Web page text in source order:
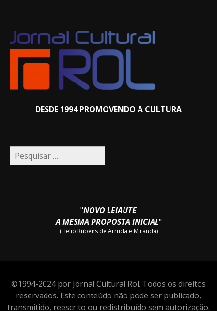
DESDE 1994 PROMOVENDO A CULTURA
Pesquisar
por:
"NOVO LEIAUTE
A MESMA PROPOSTA INICIAL"
(Helio Rubens de Arruda e Miranda)
©1994-2024 por Jornal Cultural Rol. Todos os direitos
reservados. Este conteúdo não pode ser publicado,
transmitido, reescrito ou redistribuído sem autorização.